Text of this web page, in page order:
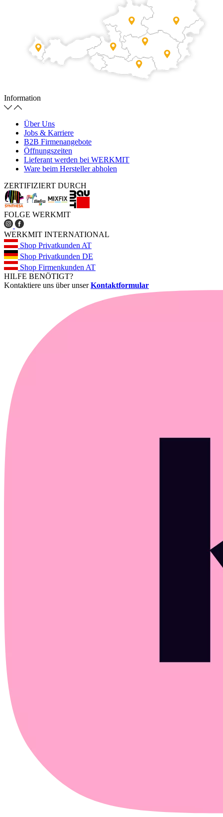
Information
Über Uns
Jobs & Karriere
B2B Firmenangebote
Öffnungszeiten
Lieferant werden bei WERKMIT
Ware beim Hersteller abholen
ZERTIFIZIERT DURCH
FOLGE WERKMIT
WERKMIT INTERNATIONAL
Shop Privatkunden AT
Shop Privatkunden DE
Shop Firmenkunden AT
HILFE BENÖTIGT?
Kontaktiere uns über unserKontaktformular